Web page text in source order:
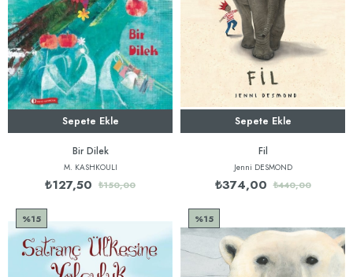
Sepete Ekle
Bir Dilek
M. KASHKOULI
₺127,50 ₺150,00
Sepete Ekle
Fil
Jenni DESMOND
₺374,00 ₺440,00
%15 %15